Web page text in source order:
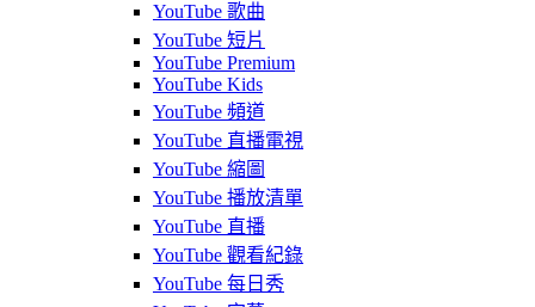
YouTube 歌曲
YouTube 短片
YouTube Premium
YouTube Kids
YouTube 頻道
YouTube 直播電視
YouTube 縮圖
YouTube 播放清單
YouTube 直播
YouTube 觀看紀錄
YouTube 每日秀